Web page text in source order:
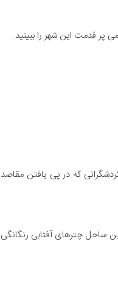
پر قدمت این شهر را ببینید.
که در پی یافتن مقاصد
ساحل چترهای آفتابی رنگانگی